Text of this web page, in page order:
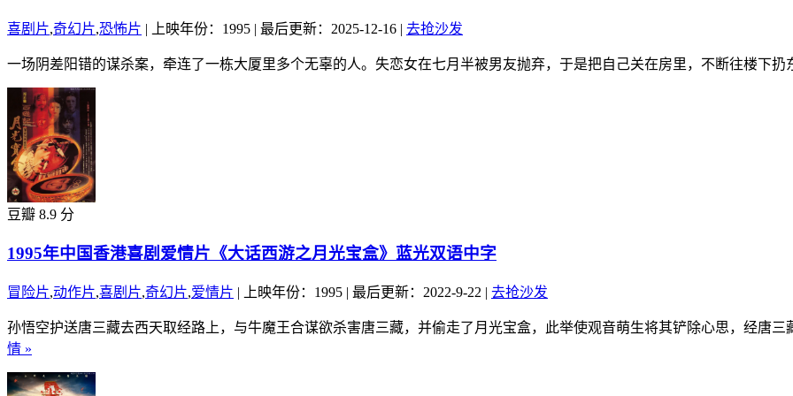
喜剧片,奇幻片,恐怖片 | 上映年份：1995 | 最后更新：2025-12-16 | 去抢沙发
一场阴差阳错的谋杀案，牵连了一栋大厦里多个无辜的人。失恋女在七月半被男友抛弃，于是把自己关在房里，不断往楼下扔
豆瓣 8.9 分
1995年中国香港喜剧爱情片《大话西游之月光宝盒》蓝光双语中字
冒险片,动作片,喜剧片,奇幻片,爱情片 | 上映年份：1995 | 最后更新：2022-9-22 | 去抢沙发
孙悟空护送唐三藏去西天取经路上，与牛魔王合谋欲杀害唐三藏，并偷走了月光宝盒，此举使观音萌生将其铲除心思，经唐
情 »